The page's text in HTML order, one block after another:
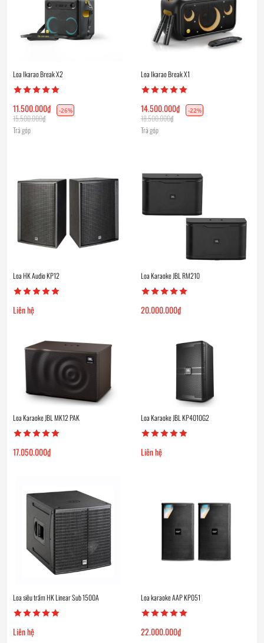
Loa Ikarao Break X2
11.500.000₫
15.500.000₫
-26%
Trả góp
Loa Ikarao Break X1
14.500.000₫
18.500.000₫
-22%
Trả góp
Loa HK Audio KP12
Liên hệ
Loa Karaoke JBL RM210
20.000.000₫
Loa Karaoke JBL MK12 PAK
17.050.000₫
Loa Karaoke JBL KP4010G2
Liên hệ
Loa siêu trầm HK Linear Sub 1500A
Liên hệ
Loa karaoke AAP KP051
22.000.000₫